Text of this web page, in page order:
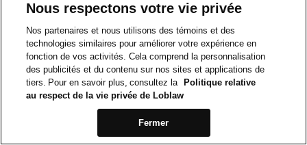
Nous respectons votre vie privée
Nos partenaires et nous utilisons des témoins et des
technologies similaires pour améliorer votre expérience en
fonction de vos activités. Cela comprend la personnalisation
des publicités et du contenu sur nos sites et applications de
tiers. Pour en savoir plus, consultez la
Politique relative
au respect de la vie privée de Loblaw
Fermer